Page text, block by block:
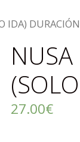
IDA)
27.00€